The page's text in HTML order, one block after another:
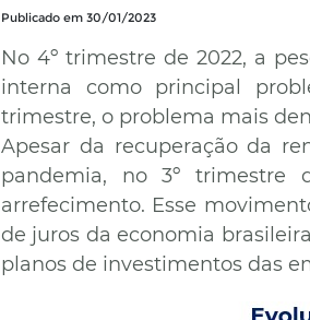
Publicado em 30/01/2023
No 4º trimestre de 2022, a
interna como principal
trimestre, o problema mais
Apesar da recuperação da
pandemia, no 3º trimestre
arrefecimento. Esse
de juros da economia
planos de investimentos das